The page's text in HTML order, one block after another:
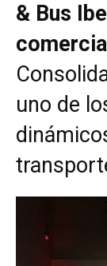
& Bus
uno de